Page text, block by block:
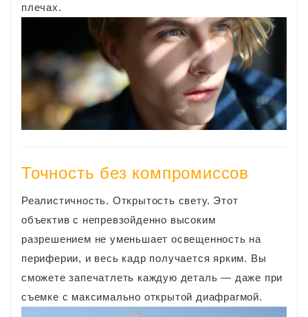
плечах.
Точность без компромиссов
Реалистичность. Открытость свету. Этот
объектив с непревзойденно высоким
разрешением не уменьшает освещенность на
периферии, и весь кадр получается ярким. Вы
сможете запечатлеть каждую деталь — даже при
съемке с максимально открытой диафрагмой.